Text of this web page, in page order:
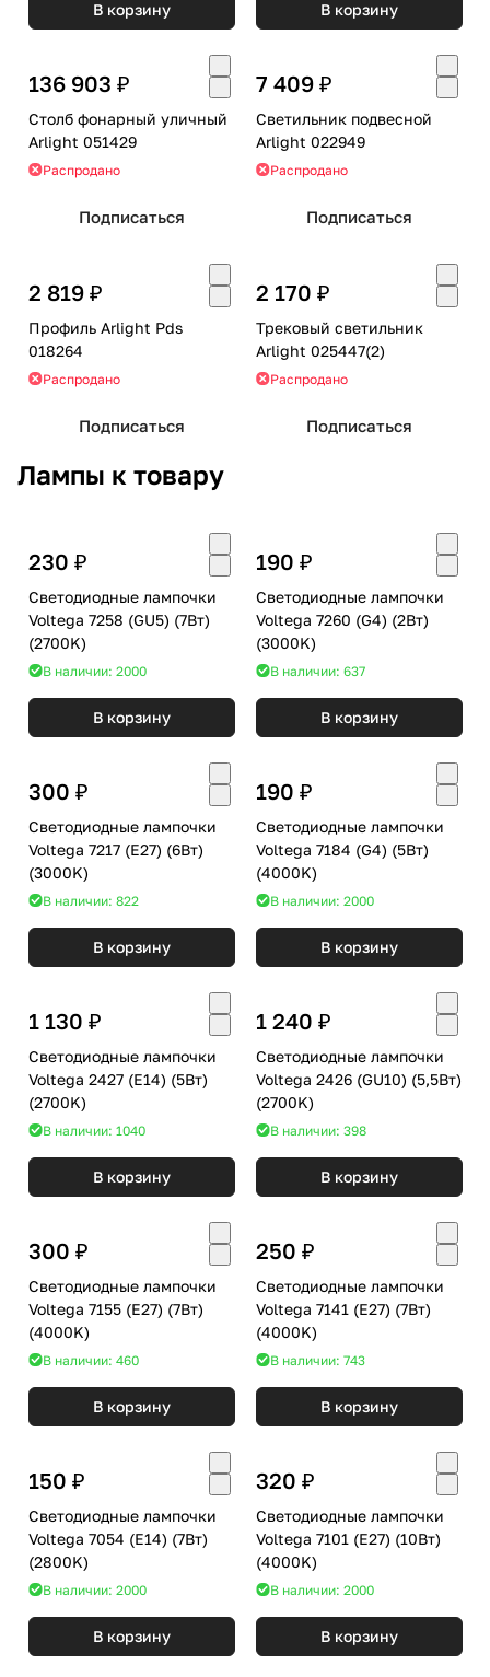
В корзину В корзину
136 903 ₽
Столб фонарный уличный
Arlight 051429
Распродано
Подписаться
7 409 ₽
Светильник подвесной
Arlight 022949
Распродано
Подписаться
2 819 ₽
Профиль Arlight Pds
018264
Распродано
Подписаться
2 170 ₽
Трековый светильник
Arlight 025447(2)
Распродано
Подписаться
Лампы к товару
230 ₽
Светодиодные лампочки
Voltega 7258 (GU5) (7Вт)
(2700K)
В наличии: 2000
В корзину
190 ₽
Светодиодные лампочки
Voltega 7260 (G4) (2Вт)
(3000K)
В наличии: 637
В корзину
300 ₽
Светодиодные лампочки
Voltega 7217 (E27) (6Вт)
(3000K)
В наличии: 822
В корзину
190 ₽
Светодиодные лампочки
Voltega 7184 (G4) (5Вт)
(4000K)
В наличии: 2000
В корзину
1 130 ₽
Светодиодные лампочки
Voltega 2427 (E14) (5Вт)
(2700K)
В наличии: 1040
В корзину
1 240 ₽
Светодиодные лампочки
Voltega 2426 (GU10) (5,5Вт)
(2700K)
В наличии: 398
В корзину
300 ₽
Светодиодные лампочки
Voltega 7155 (E27) (7Вт)
(4000K)
В наличии: 460
В корзину
250 ₽
Светодиодные лампочки
Voltega 7141 (E27) (7Вт)
(4000K)
В наличии: 743
В корзину
150 ₽
Светодиодные лампочки
Voltega 7054 (E14) (7Вт)
(2800K)
В наличии: 2000
В корзину
320 ₽
Светодиодные лампочки
Voltega 7101 (E27) (10Вт)
(4000K)
В наличии: 2000
В корзину